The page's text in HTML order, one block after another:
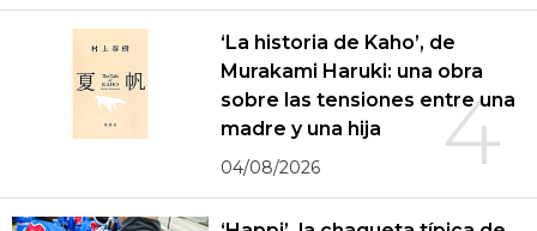
4
‘La historia de Kaho’, de
Murakami Haruki: una obra
sobre las tensiones entre una
madre y una hija
04/08/2026